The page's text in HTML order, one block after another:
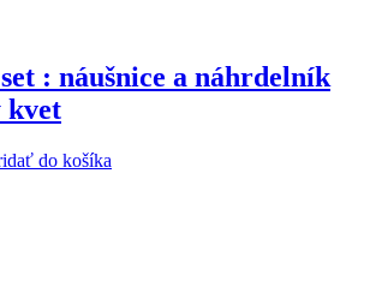
: náušnice a náhrdelník
kvet
do košíka